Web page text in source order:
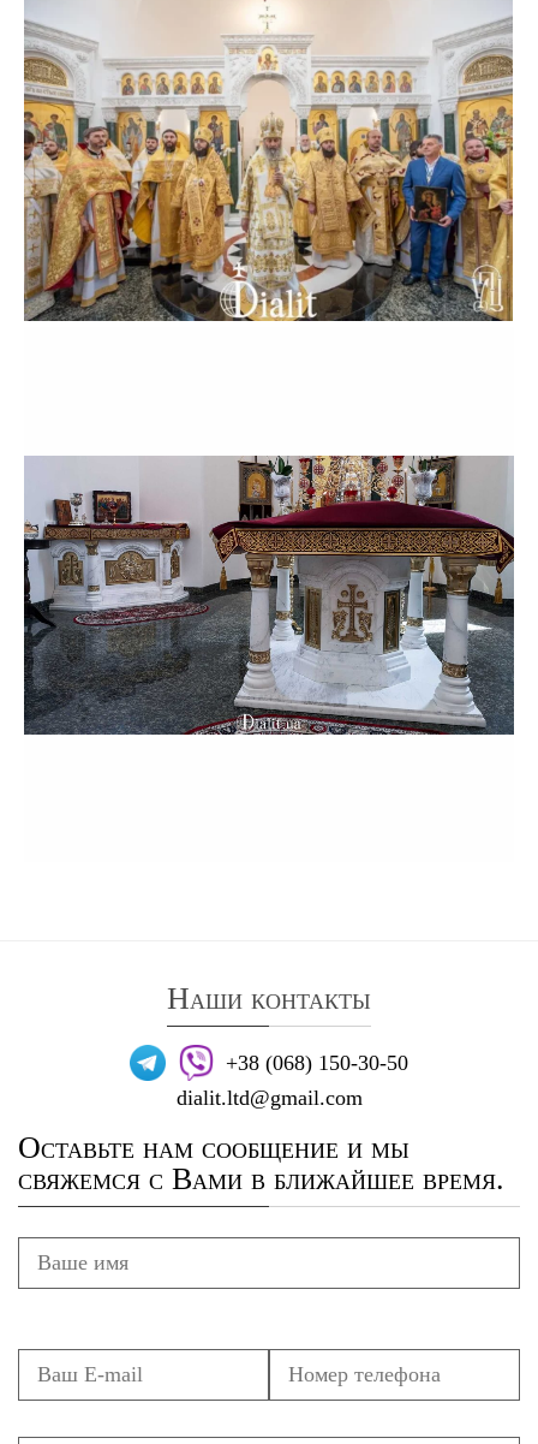
Наши контакты
+38 (068) 150-30-50
dialit.ltd@gmail.com
Оставьте нам сообщение и мы
свяжемся с Вами в ближайшее время.